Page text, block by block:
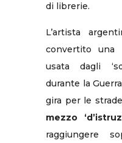
di librerie.
L’artista
convertito una
usata dagli
durante la
gira per le
mezzo
raggiungere